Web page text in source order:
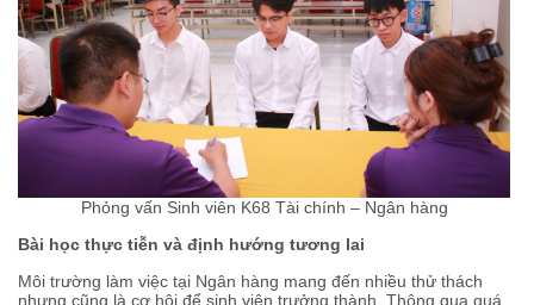
Phỏng vấn Sinh viên K68 Tài chính – Ngân hàng
Bài học thực tiễn và định hướng tương lai
Môi trường làm việc tại Ngân hàng mang đến nhiều thử thách
nhưng cũng là cơ hội để sinh viên trưởng thành. Thông qua quá